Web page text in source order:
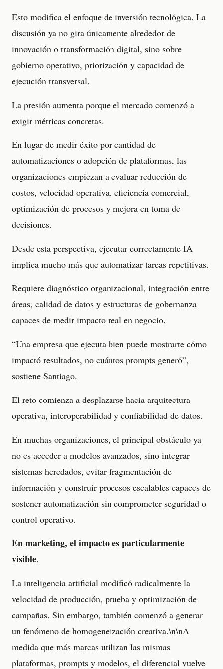
Esto modifica el enfoque de inversión tecnológica. La
discusión ya no gira únicamente alrededor de
innovación o transformación digital, sino sobre
gobierno operativo, priorización y capacidad de
ejecución transversal.
La presión aumenta porque el mercado comenzó a
exigir métricas concretas.
En lugar de medir éxito por cantidad de
automatizaciones o adopción de plataformas, las
organizaciones empiezan a evaluar reducción de
costos, velocidad operativa, eficiencia comercial,
optimización de procesos y mejora en toma de
decisiones.
Desde esta perspectiva, ejecutar correctamente IA
implica mucho más que automatizar tareas repetitivas.
Requiere diagnóstico organizacional, integración entre
áreas, calidad de datos y estructuras de gobernanza
capaces de medir impacto real en negocio.
“Una empresa que ejecuta bien puede mostrarte cómo
impactó resultados, no cuántos prompts generó”,
sostiene Santiago.
El reto comienza a desplazarse hacia arquitectura
operativa, interoperabilidad y confiabilidad de datos.
En muchas organizaciones, el principal obstáculo ya
no es acceder a modelos avanzados, sino integrar
sistemas heredados, evitar fragmentación de
información y construir procesos escalables capaces de
sostener automatización sin comprometer seguridad o
control operativo.
En marketing, el impacto es particularmente
visible.
La inteligencia artificial modificó radicalmente la
velocidad de producción, prueba y optimización de
campañas. Sin embargo, también comenzó a generar
un fenómeno de homogeneización creativa.\n\nA
medida que más marcas utilizan las mismas
plataformas, prompts y modelos, el diferencial vuelve